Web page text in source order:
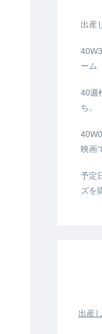
出産
ーム
40週
ち。
映画
予定
ズを
出産